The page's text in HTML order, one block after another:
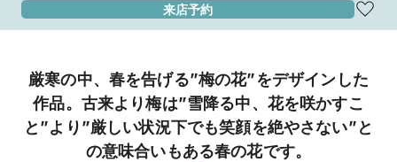
来店予約
厳寒の中、春を告げる”梅の花”をデザインした
作品。古来より梅は”雪降る中、花を咲かすこ
と”より”厳しい状況下でも笑顔を絶やさない”と
の意味合いもある春の花です。